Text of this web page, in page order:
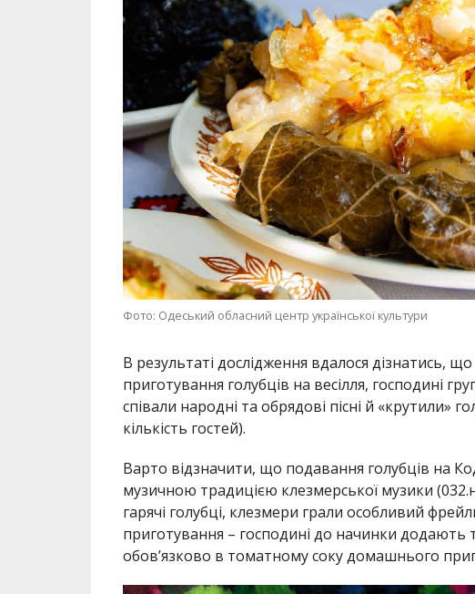
Фото: Одеський обласний центр української культури
В результаті дослідження вдалося дізнатись,
приготування голубців на весілля, господині
співали народні та обрядові пісні й «крутили»
кількість гостей).
Варто відзначити, що подавання голубців на
музичною традицією клезмерської музики
гарячі голубці, клезмери грали особливий
приготування – господині до начинки додають
обов’язково в томатному соку домашнього